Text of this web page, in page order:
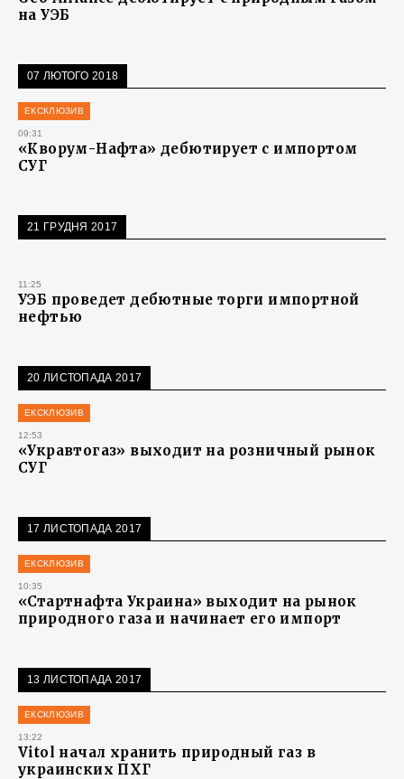
на УЭБ
07 ЛЮТОГО 2018
ЕКСКЛЮЗИВ
09:31
«Кворум-Нафта» дебютирует с импортом
СУГ
21 ГРУДНЯ 2017
11:25
УЭБ проведет дебютные торги импортной
нефтью
20 ЛИСТОПАДА 2017
ЕКСКЛЮЗИВ
12:53
«Укравтогаз» выходит на розничный рынок
СУГ
17 ЛИСТОПАДА 2017
ЕКСКЛЮЗИВ
10:35
«Стартнафта Украина» выходит на рынок
природного газа и начинает его импорт
13 ЛИСТОПАДА 2017
ЕКСКЛЮЗИВ
13:22
Vitol начал хранить природный газ в
украинских ПХГ